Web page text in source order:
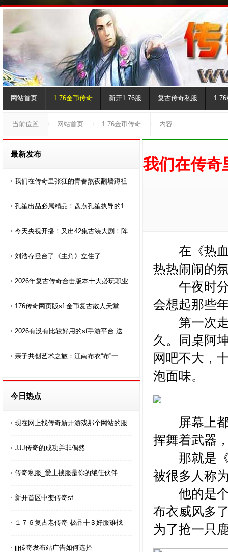
网站首页 1.76金币传奇 新开1.76服 复古传奇私服
当前位置 网站首页 1.76金币传奇 内容
最新发布
我们在传奇里张狂的青春熬夜翻墙蹲祖
孔笙出品必属精品！盘点孔笙执导的1
今天央视开播！又出42集古装大剧！阵
刘浩存登台了《主角》立住了
2026年复古传奇合击版本十大必玩职业
176传奇网页版sf 金币复古散人天堂
2026有没有比较好用的sf手游平台 送
亲子共创艺术之旅：江南布衣“布”一
今日热点
现在网上找传奇新开游戏那个网站的服
JJJ传奇的成功并非偶然
传奇私服_爱上搜服是你的绝佳伙伴
新开首区中变传奇sf
１７６复古老传奇 极品╋３好服难找
jjj传奇发布站广告如何选择
我们在传奇
在《热血
热热闹闹的
午夜时分
会想起那些
第一次走
久。同桌阿
网吧不大，
泡面味。
屏幕上都
挥舞着武器
那就是《
被很多人称
他的是个
布衣威风多
为了抢一只